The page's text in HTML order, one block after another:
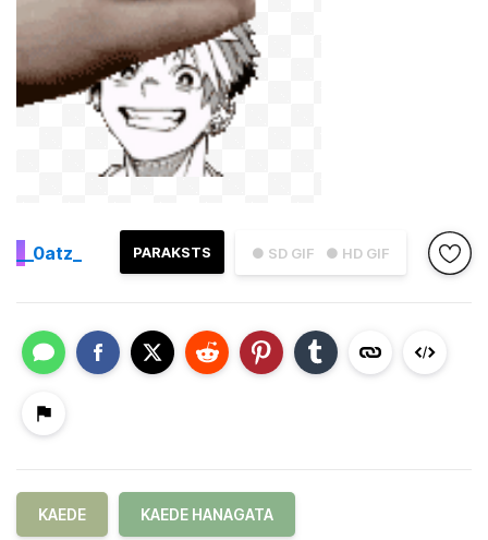
● SD GIF ● HD GIF
PARAKSTS
_ _0atz_
KAEDE KAEDE HANAGATA